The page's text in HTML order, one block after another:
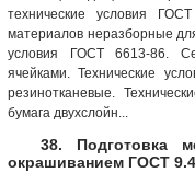
технические условия
материалов неразборные
условия ГОСТ 6613-86.
ячейками. Технические
резинотканевые.
бумага двухслойн...
38. Подготовка
окрашиванием ГОСТ